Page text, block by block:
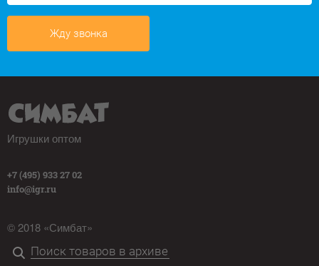
Жду звонка
Игрушки оптом
+7 (495) 933 27 02
info@igr.ru
© 2018 «Симбат»